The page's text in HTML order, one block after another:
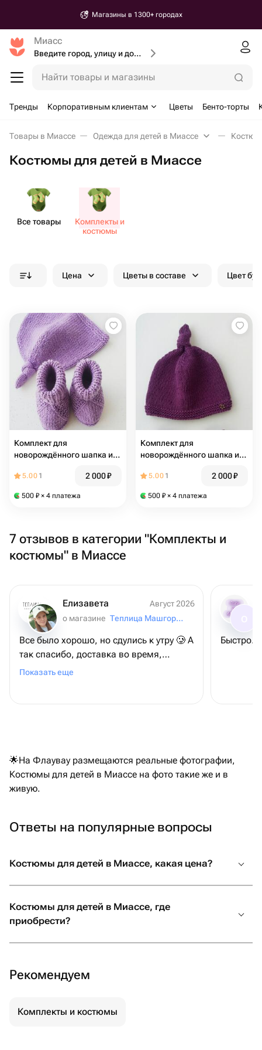
Магазины в 1300+ городах
Миасс
Введите город, улицу и дом доставки
Найти товары и магазины
Тренды Корпоративным клиентам Цветы Бенто-торты
Товары в Миассе Одежда для детей в Миассе
Костюмы для детей в Миассе
Все товары
Комплекты и
костюмы
Цена Цветы в составе Цвет
Комплект для
новорождённого шапка и
5.00 1 2 000₽
500 ₽ × 4 платежа
Комплект для
новорождённого шапка и
5.00 1 2 000₽
500 ₽ × 4 платежа
7 отзывов в категории "Комплекты и
костюмы" в Миассе
Елизавета
Август 2026
о магазине
Теплица Машгородок
Все было хорошо, но сдулись к утру 🥲 А
так спасибо, доставка во время,
шарики красивые)
Показать еще
🌟На Флаувау размещаются реальные фотографии,
Костюмы для детей в Миассе на фото такие же и в
живую.
Ответы на популярные вопросы
Костюмы для детей в Миассе, какая цена?
Костюмы для детей в Миассе, где
приобрести?
Рекомендуем
Комплекты и костюмы